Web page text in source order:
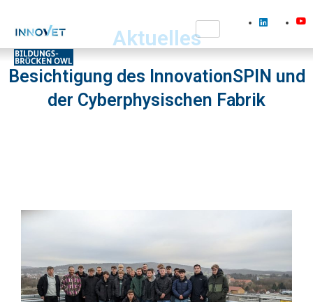
Aktuelles
Besichtigung des InnovationSPIN und
der Cyberphysischen Fabrik